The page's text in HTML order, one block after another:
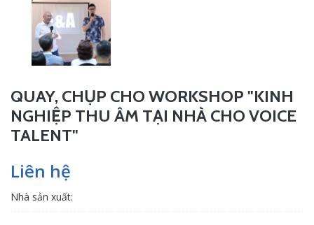
QUAY, CHỤP CHO WORKSHOP "KINH
NGHIỆP THU ÂM TẠI NHÀ CHO VOICE
TALENT"
Liên hệ
Nhà sản xuất: